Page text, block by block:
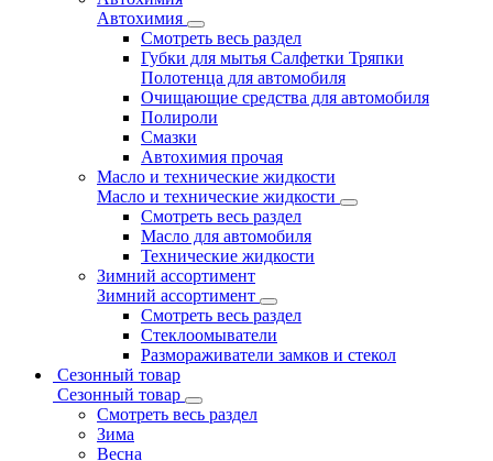
Автохимия
Смотреть весь раздел
Губки для мытья Салфетки Тряпки
Полотенца для автомобиля
Очищающие средства для автомобиля
Полироли
Смазки
Автохимия прочая
Масло и технические жидкости
Масло и технические жидкости
Смотреть весь раздел
Масло для автомобиля
Технические жидкости
Зимний ассортимент
Зимний ассортимент
Смотреть весь раздел
Стеклоомыватели
Размораживатели замков и стекол
Сезонный товар
Сезонный товар
Смотреть весь раздел
Зима
Весна